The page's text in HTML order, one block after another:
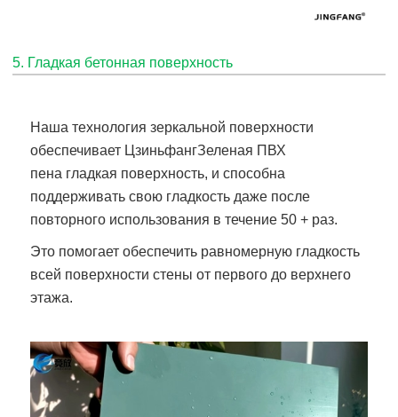
5. Гладкая бетонная поверхность
Наша технология зеркальной поверхности
обеспечивает ЦзиньфангЗеленая ПВХ
пена гладкая поверхность, и способна
поддерживать свою гладкость даже после
повторного использования в течение 50 + раз.
Это помогает обеспечить равномерную гладкость
всей поверхности стены от первого до верхнего
этажа.